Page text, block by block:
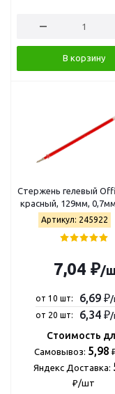
В корзину
Стержень гелевый
красный, 129мм,
Артикул: 245922
7,04 ₽/
от 10 шт: 6,69 ₽/
от 20 шт:
6,34 ₽/
Стоимость
Самовывоз: 5,98
Яндекс Доставка:
₽/шт